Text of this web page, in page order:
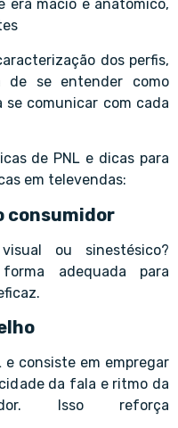
era macio e anatômico,
dos perfis,
de se entender como
se comunicar com cada
de PNL e dicas para
em televendas:
consumidor
ou sinestésico?
adequada para
e consiste em empregar
da fala e ritmo da
Isso reforça